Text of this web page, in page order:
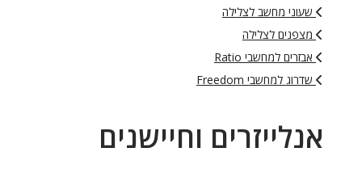
שעוני מחשב לצלילה
מצפנים לצלילה
אבזרים למחשבי Ratio
שדרוג למחשבי Freedom
אנלייזרים וחיישנים